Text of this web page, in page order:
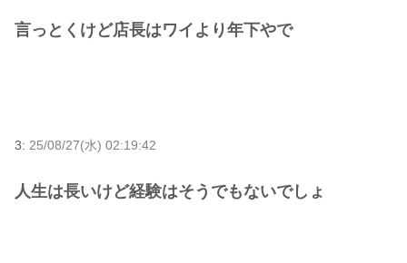
言っとくけど店長はワイより年下やで
3: 25/08/27(水) 02:19:42
人生は長いけど経験はそうでもないでしょ